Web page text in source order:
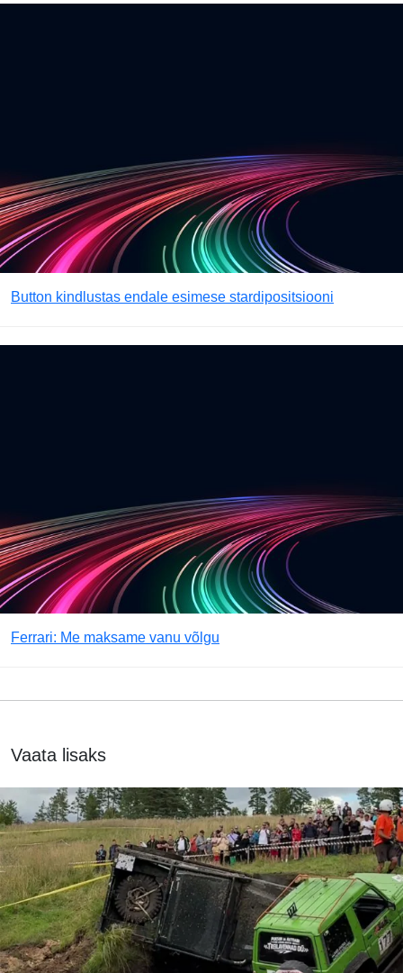
Button kindlustas endale esimese stardipositsiooni
Ferrari: Me maksame vanu võlgu
Vaata lisaks